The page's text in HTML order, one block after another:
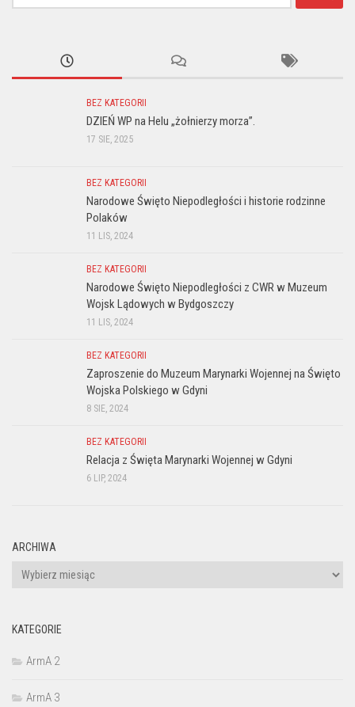
BEZ KATEGORII
DZIEŃ WP na Helu „żołnierzy morza”.
17 SIE, 2025
BEZ KATEGORII
Narodowe Święto Niepodległości i historie rodzinne
Polaków
11 LIS, 2024
BEZ KATEGORII
Narodowe Święto Niepodległości z CWR w Muzeum
Wojsk Lądowych w Bydgoszczy
11 LIS, 2024
BEZ KATEGORII
Zaproszenie do Muzeum Marynarki Wojennej na Święto
Wojska Polskiego w Gdyni
8 SIE, 2024
BEZ KATEGORII
Relacja z Święta Marynarki Wojennej w Gdyni
6 LIP, 2024
ARCHIWA
Archiwa
KATEGORIE
ArmA 2
ArmA 3